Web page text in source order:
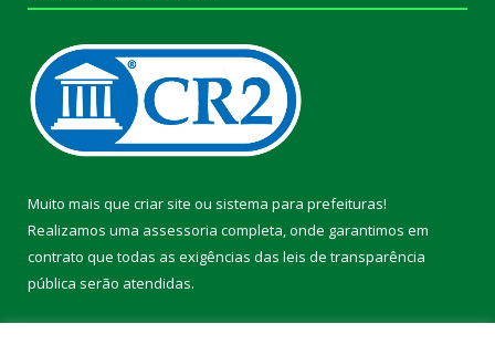
Muito mais que criar site ou sistema para prefeituras!
Realizamos uma assessoria completa, onde garantimos em
contrato que todas as exigências das leis de transparência
pública serão atendidas.